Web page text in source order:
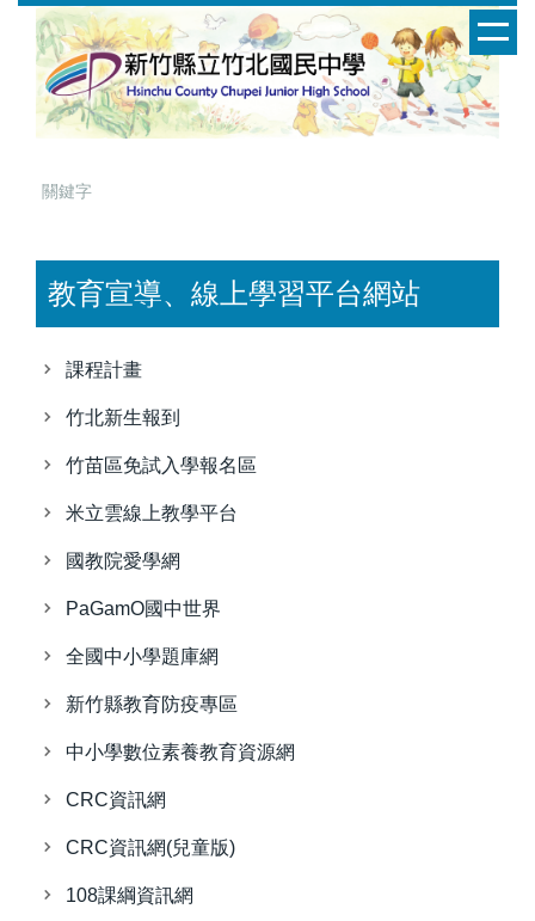
教育宣導、線上學習平台網站
課程計畫
竹北新生報到
竹苗區免試入學報名區
米立雲線上教學平台
國教院愛學網
PaGamO國中世界
全國中小學題庫網
新竹縣教育防疫專區
中小學數位素養教育資源網
CRC資訊網
CRC資訊網(兒童版)
108課綱資訊網